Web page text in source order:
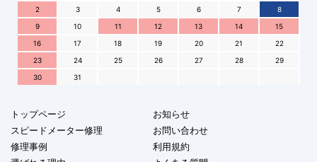
2
3 4 5 6 7
8
9
10 11 12 13 14
15
16
17 18 19 20 21
22
23
24 25 26 27 28
29
30
31
トップページ
お知らせ
スピードメーター修理
お問い合わせ
修理事例
利用規約